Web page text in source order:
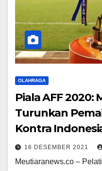
OLAHRAGA
Piala AFF 2020:
Turunkan
Kontra
16 DESEMBER 2021
Meutiaranews.co –